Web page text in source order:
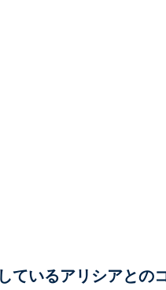
ているアリシアとの